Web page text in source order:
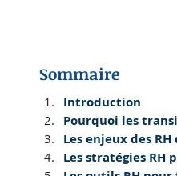
Sommaire
Introduction
Pourquoi les
Les enjeux des
Les stratégies